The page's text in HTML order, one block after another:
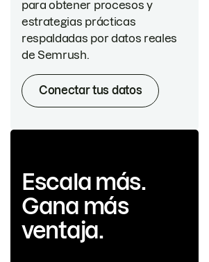
para obtener procesos y
estrategias prácticas
respaldadas por datos reales
de Semrush.
Conectar tus datos
Escala más.
Gana más
ventaja.